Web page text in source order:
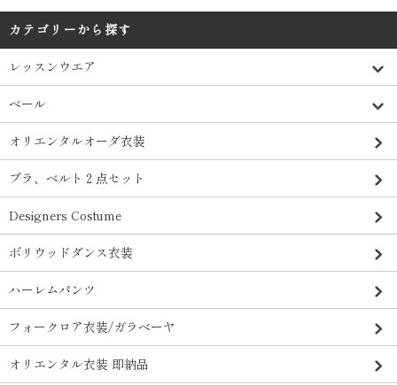
カテゴリーから探す
レッスンウエア
ベール
オリエンタルオーダ衣装
ブラ、ベルト２点セット
Designers Costume
ボリウッドダンス衣装
ハーレムパンツ
フォークロア衣装/ガラベーヤ
オリエンタル衣装 即納品